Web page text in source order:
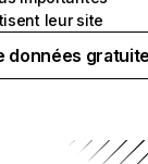
leur site
données